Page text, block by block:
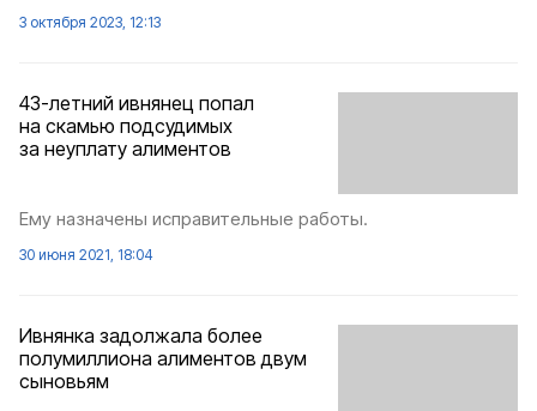
3 октября 2023, 12:13
43-летний ивнянец попал
на скамью подсудимых
за неуплату алиментов
Ему назначены исправительные работы.
30 июня 2021, 18:04
Ивнянка задолжала более
полумиллиона алиментов двум
сыновьям